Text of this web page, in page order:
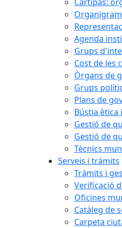
Agenda
Grups
Cost de les
Òrgans de
Grups
Plans de
Bústia ètica
Gestió de
Gestió de
Tècnics
Serveis i tràmits
Tràmits i
Verificació
Oficines
Catàleg de
Carpeta